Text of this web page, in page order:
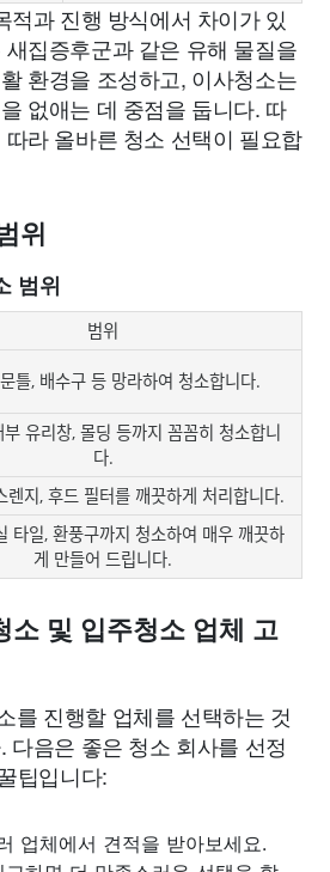
적과 진행 방식에서 차이가 있
집증후군과 같은 유해 물질을
환경을 조성하고, 이사청소는
없애는 데 중점을 둡니다. 따
라 올바른 청소 선택이 필요합
위
범위
범위
틀, 배수구 등 망라하여 청소합니다.
부 유리창, 몰딩 등까지 꼼꼼히 청소합니
다.
렌지, 후드 필터를 깨끗하게 처리합니다.
타일, 환풍구까지 청소하여 매우 깨끗하
게 만들어 드립니다.
소 및 입주청소 업체 고
를 진행할 업체를 선택하는 것
다음은 좋은 청소 회사를 선정
팁입니다:
업체에서 견적을 받아보세요.